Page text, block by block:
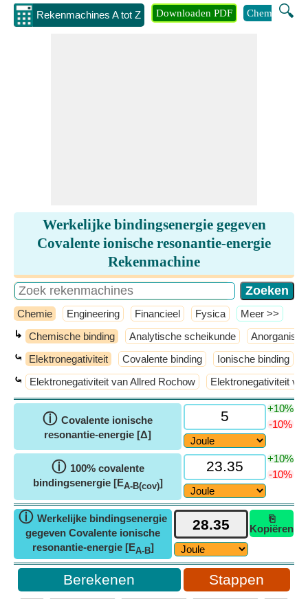
Rekenmachines A tot Z 🔍
Downloaden PDF Chemie
Werkelijke bindingsenergie gegeven
Covalente ionische resonantie-energie
Rekenmachine
Chemie Engineering Financieel Fysica ​Meer >>
↳ Chemische binding Analytische scheikunde
⤿ Elektronegativiteit Covalente binding Ionische binding
⤿ Elektronegativiteit van Allred Rochow Elektronegativiteit
ⓘ Covalente ionische
resonantie-energie [Δ]
+10%
-10%
ⓘ 100% covalente
bindingsenergie [EA-B(cov)]
+10%
-10%
ⓘ Werkelijke bindingsenergie
gegeven Covalente ionische
resonantie-energie [EA-B]
⎘
Kopiëren
Stappen